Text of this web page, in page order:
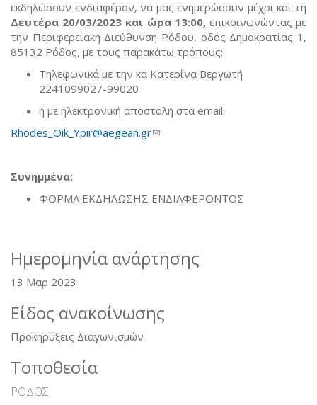
εκδηλώσουν ενδιαφέρον, να μας ενημερώσουν μέχρι και τη
Δευτέρα 20/03/2023 και ώρα 13:00, επικοινωνώντας με
την Περιφερειακή Διεύθυνση Ρόδου, οδός Δημοκρατίας 1,
85132 Ρόδος, με τους παρακάτω τρόπους:
Τηλεφωνικά με την κα Κατερίνα Βεργωτή
2241099027-99020
ή με ηλεκτρονική αποστολή στα email:
Rhodes_Oik_Ypir@aegean.gr(link sends e-mail)
Συνημμένα:
ΦΟΡΜΑ ΕΚΔΗΛΩΣΗΣ ΕΝΔΙΑΦΕΡΟΝΤΟΣ
Ημερομηνία ανάρτησης
13 Μαρ 2023
Είδος ανακοίνωσης
Προκηρύξεις Διαγωνισμών
Τοποθεσία
ΡΟΔΟΣ